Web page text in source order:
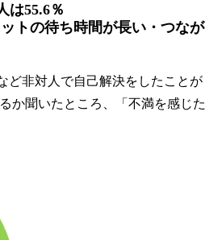
は55.6％
トの待ち時間が長い・つなが
ど非対人で自己解決をしたことが
か聞いたところ、「不満を感じた